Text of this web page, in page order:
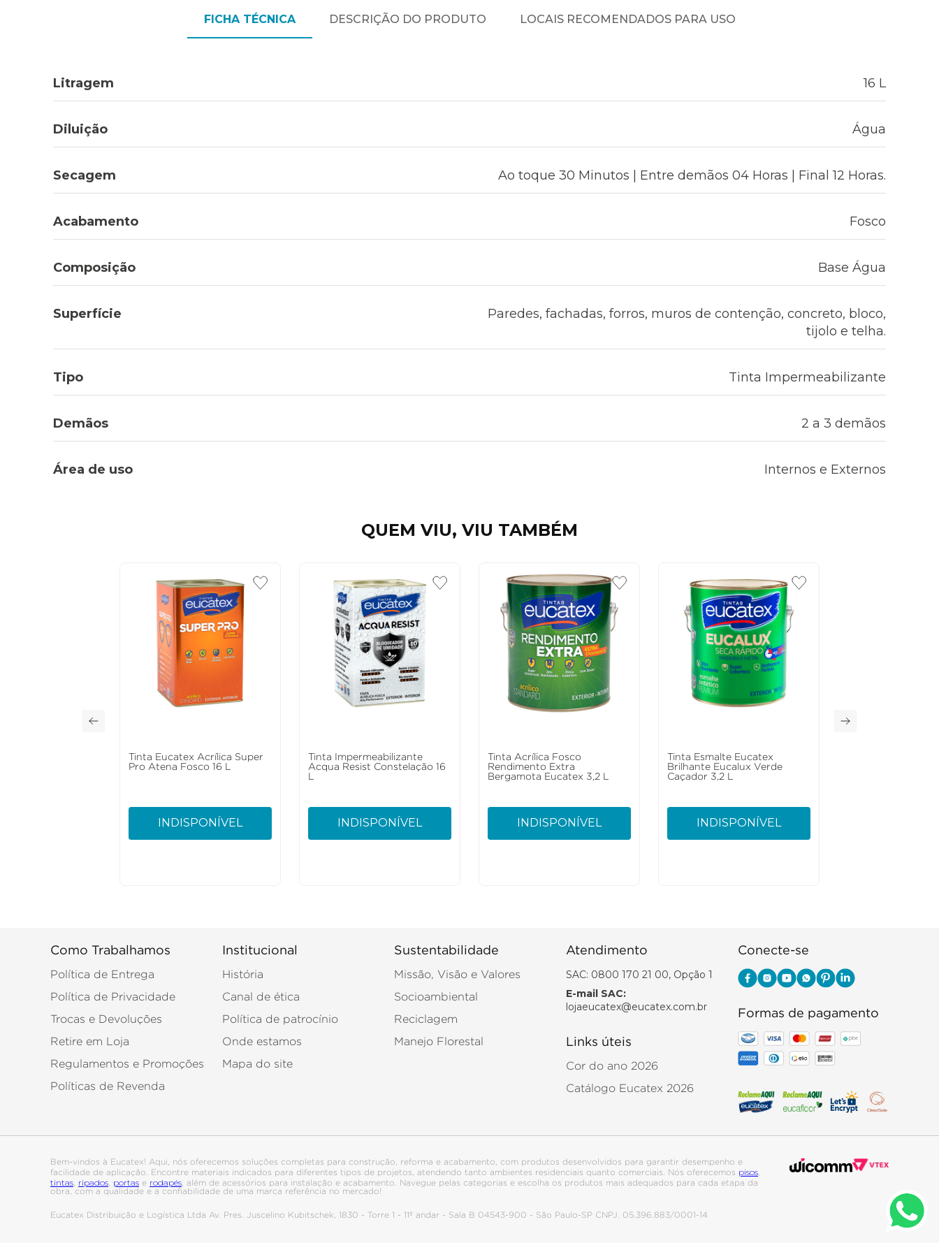
FICHA TÉCNICA DESCRIÇÃO DO PRODUTO LOCAIS RECOMENDADOS PARA USO
Litragem 16 L
Diluição Água
Secagem Ao toque 30 Minutos | Entre demãos 04 Horas | Final 12 Horas.
Acabamento Fosco
Composição Base Água
Superfície
Paredes, fachadas, forros, muros de contenção, concreto, bloco,
tijolo e telha.
Tipo Tinta Impermeabilizante
Demãos 2 a 3 demãos
Área de uso Internos e Externos
QUEM VIU, VIU TAMBÉM
Tinta Eucatex Acrílica Super
Pro Atena Fosco 16 L
INDISPONÍVEL
Tinta Impermeabilizante
Acqua Resist Constelação 16
INDISPONÍVEL
Tinta Acrílica Fosco
Rendimento Extra
Bergamota Eucatex 3,2 L
INDISPONÍVEL
Tinta Esmalte Eucatex
Brilhante Eucalux Verde
Caçador 3,2 L
INDISPONÍVEL
Como Trabalhamos
Política de Entrega
Política de Privacidade
Trocas e Devoluções
Retire em Loja
Regulamentos e Promoções
Políticas de Revenda
Institucional
História
Canal de ética
Política de patrocínio
Onde estamos
Mapa do site
Sustentabilidade
Missão, Visão e Valores
Socioambiental
Reciclagem
Manejo Florestal
Atendimento
SAC: 0800 170 21 00, Opção 1
E-mail SAC:
lojaeucatex@eucatex.com.br
Links úteis
Cor do ano 2026
Catálogo Eucatex 2026
Conecte-se
Formas de pagamento
Bem-vindos à Eucatex! Aqui, nós oferecemos soluções completas para construção, reforma e acabamento, com produtos desenvolvidos para garantir desempenho e
facilidade de aplicação. Encontre materiais indicados para diferentes tipos de projetos, atendendo tanto ambientes residenciais quanto comerciais. Nós oferecemos pisos
tintas ripados portas e rodapés , além de acessórios para instalação e acabamento. Navegue pelas categorias e escolha os produtos mais adequados para cada etapa da
obra, com a qualidade e a confiabilidade de uma marca referência no mercado!
Eucatex Distribuição e Logística Ltda Av. Pres. Juscelino Kubitschek, 1830 - Torre 1 - 11º andar - Sala B 04543-900 - São Paulo-SP CNPJ. 05.396.883/0001-14